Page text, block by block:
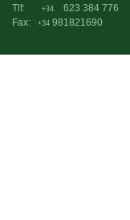
Tlf:
+34
623 384 776
Fax:
+34 981821690